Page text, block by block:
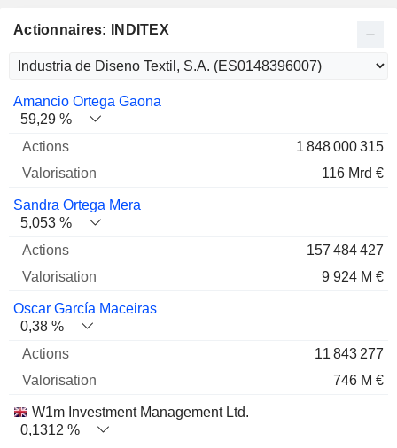
Actionnaires: INDITEX
Nom Actions % Valorisation
Amancio Ortega Gaona
59,29 %
1 848 000 315
116 Mrd €
Sandra Ortega Mera
5,053 %
157 484 427
9 924 M €
Oscar García Maceiras
0,38 %
11 843 277
746 M €
W1m Investment Management Ltd.
0,1312 %